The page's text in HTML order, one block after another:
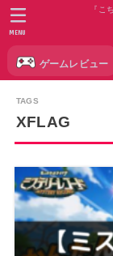
『こ
ゲームレビュー
MENU
XFLAG